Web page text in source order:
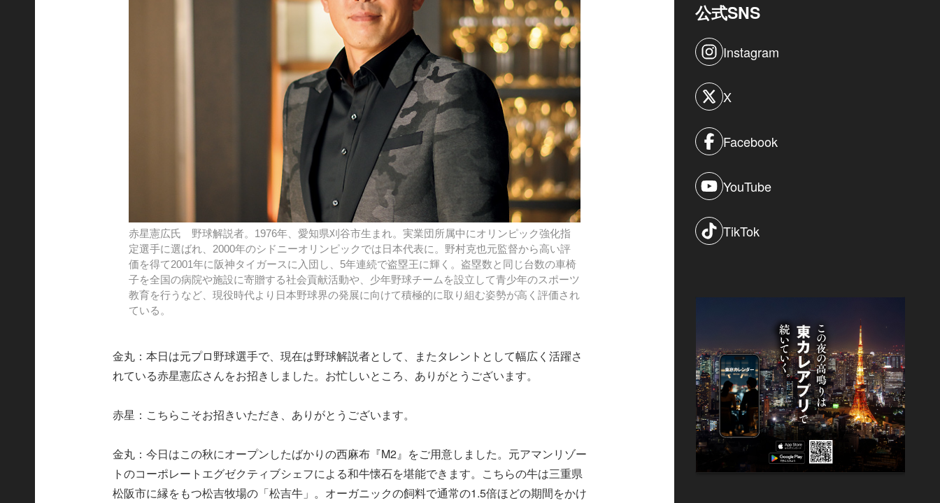
赤星憲広氏 野球解説者。1976年、愛知県刈谷市生まれ。実業団所属中にオリンピック強化指
定選手に選ばれ、2000年のシドニーオリンピックでは日本代表に。野村克也元監督から高い評
価を得て2001年に阪神タイガースに入団し、5年連続で盗塁王に輝く。盗塁数と同じ台数の車椅
子を全国の病院や施設に寄贈する社会貢献活動や、少年野球チームを設立して青少年のスポーツ
教育を行うなど、現役時代より日本野球界の発展に向けて積極的に取り組む姿勢が高く評価され
ている。
金丸：本日は元プロ野球選手で、現在は野球解説者として、またタレントとして幅広く活躍さ
れている赤星憲広さんをお招きしました。お忙しいところ、ありがとうございます。
赤星：こちらこそお招きいただき、ありがとうございます。
金丸：今日はこの秋にオープンしたばかりの西麻布『M2』をご用意しました。元アマンリゾー
トのコーポレートエグゼクティブシェフによる和牛懐石を堪能できます。こちらの牛は三重県
松阪市に縁をもつ松吉牧場の「松吉牛」。オーガニックの飼料で通常の1.5倍ほどの期間をかけ
公式SNS
Instagram
X
Facebook
YouTube
TikTok